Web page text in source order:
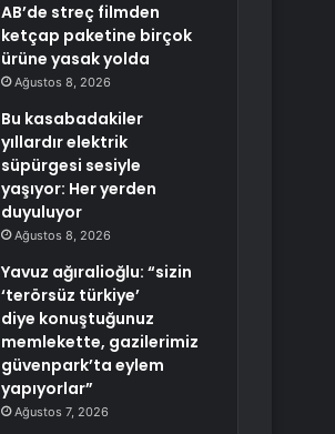
AB’de streç filmden
ketçap paketine birçok
ürüne yasak yolda
Ağustos 8, 2026
Bu kasabadakiler
yıllardır elektrik
süpürgesi sesiyle
yaşıyor: Her yerden
duyuluyor
Ağustos 8, 2026
Yavuz ağıralioğlu: “sizin
‘terörsüz türkiye’
diye konuştuğunuz
memlekette, gazilerimiz
güvenpark’ta eylem
yapıyorlar”
Ağustos 7, 2026